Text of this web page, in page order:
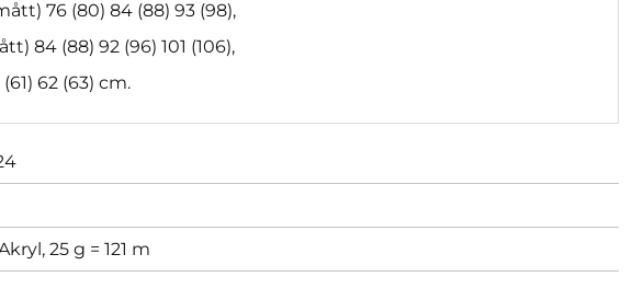
76 (80) 84 (88) 93 (98),
84 (88) 92 (96) 101 (106),
62 (63) cm.
25 g = 121 m